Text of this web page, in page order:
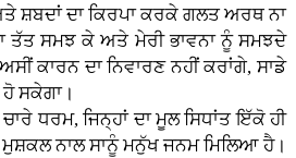
ਦਾ ਕਿਰਪਾ ਕਰਕੇ ਗਲਤ ਅਰਥ ਨਾ
ਤੱਤ ਸਮਝ ਕੇ ਅਤੇ ਮੇਰੀ ਭਾਵਨਾ ਨੂੰ ਸਮਝਦੇ
ਕਾਰਨ ਦਾ ਨਿਵਾਰਣ ਨਹੀਂ ਕਰਾਂਗੇ, ਸਾਡੇ
ਹੋ ਸਕੇਗਾ।
ਧਰਮ, ਜਿਨ੍ਹਾਂ ਦਾ ਮੂਲ ਸਿਧਾਂਤ ਇੱਕੋ ਹੀ
ਮੁਸ਼ਕਲ ਨਾਲ ਸਾਨੂੰ ਮਨੁੱਖ ਜਨਮ ਮਿਲਿਆ ਹੈ।